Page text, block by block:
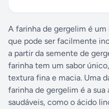
A farinha de gergelim é
que pode ser facilmente
a partir da semente de
farinha tem um sabor
textura fina e macia. Uma
farinha de gergelim é a
saudáveis, como o ácido